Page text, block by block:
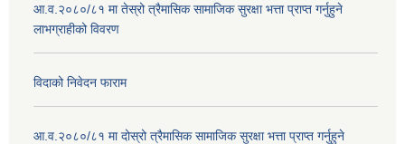
आ.व.२०८०/८१ मा तेस्रो त्रैमासिक सामाजिक सुरक्षा भत्ता प्राप्त गर्नुहुने
लाभग्राहीको विवरण
विदाको निवेदन फाराम
आ.व.२०८०/८१ मा दोस्रो त्रैमासिक सामाजिक सुरक्षा भत्ता प्राप्त गर्नुहुने